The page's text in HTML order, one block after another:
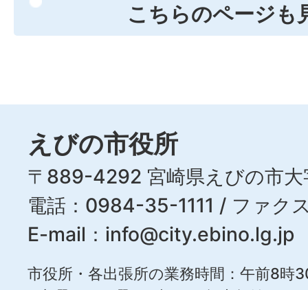
こちらのページも
えびの市役所
〒889-4292 宮崎県えびの市大
電話：0984-35-1111 / ファ
E-mail： info@city.ebino.lg.jp
市役所・各出張所の業務時間：午前8時